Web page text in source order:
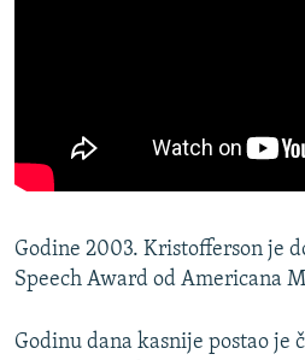
Godine 2003. Kristofferson je
Speech Award od Americana
Godinu dana kasnije postao je